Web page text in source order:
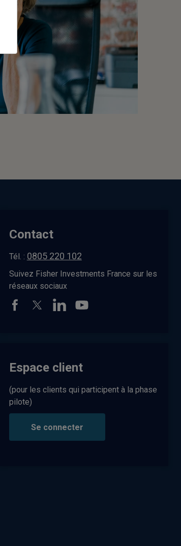
Contact
Tél. : 0805 220 102
Suivez Fisher Investments France sur les
réseaux sociaux
Espace client
(pour les clients qui participent à la phase
pilote)
Se connecter